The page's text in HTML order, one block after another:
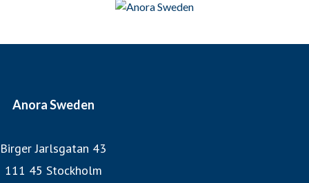
www.anora.com
Anora Sweden
Birger Jarlsgatan 43
111 45 Stockholm